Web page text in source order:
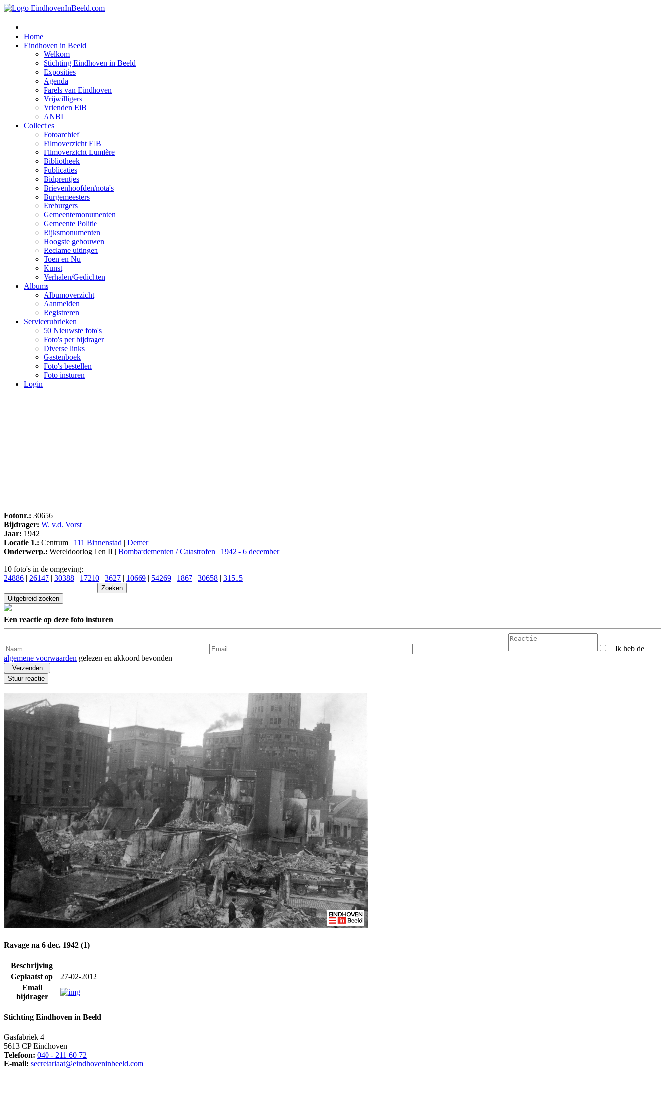
Home
Eindhoven in Beeld
Welkom
Stichting Eindhoven in Beeld
Exposities
Agenda
Parels van Eindhoven
Vrijwilligers
Vrienden EiB
ANBI
Collecties
Fotoarchief
Filmoverzicht EIB
Filmoverzicht Lumière
Bibliotheek
Publicaties
Bidprentjes
Brievenhoofden/nota's
Burgemeesters
Ereburgers
Gemeentemonumenten
Gemeente Politie
Rijksmonumenten
Hoogste gebouwen
Reclame uitingen
Toen en Nu
Kunst
Verhalen/Gedichten
Albums
Albumoverzicht
Aanmelden
Registreren
Servicerubrieken
50 Nieuwste foto's
Foto's per bijdrager
Diverse links
Gastenboek
Foto's bestellen
Foto insturen
Login
Fotonr.: 30656
Bijdrager: W. v.d. Vorst
Jaar: 1942
Locatie 1.: Centrum | 111 Binnenstad
Demer
Onderwerp.: Wereldoorlog I en II | Bombardementen / Catastrofen 1942 - 6 december
10 foto's in de omgeving:
24886
26147 30388 17210 3627 10669 54269 1867 30658 31515
Een reactie op deze foto insturen
Ik heb de
algemene voorwaarden gelezen en akkoord bevonden
Ravage na 6 dec. 1942 (1)
Beschrijving
Geplaatst op
27-02-2012
Email
bijdrager
Stichting Eindhoven in Beeld
Gasfabriek 4
5613 CP Eindhoven
Telefoon: 040 - 211 60 72
E-mail: secretariaat@eindhoveninbeeld.com